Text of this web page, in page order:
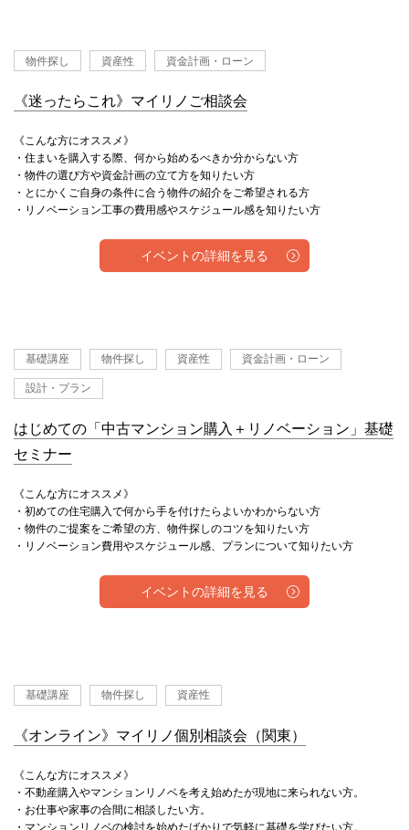
物件探し 資産性 資金計画・ローン
《迷ったらこれ》マイリノご相談会
《こんな方にオススメ》
・住まいを購入する際、何から始めるべきか分からない方
・物件の選び方や資金計画の立て方を知りたい方
・とにかくご自身の条件に合う物件の紹介をご希望される方
・リノベーション工事の費用感やスケジュール感を知りたい方
イベントの詳細を見る
基礎講座 物件探し 資産性 資金計画・ローン
設計・プラン
はじめての「中古マンション購入＋リノベーション」基礎
セミナー
《こんな方にオススメ》
・初めての住宅購入で何から手を付けたらよいかわからない方
・物件のご提案をご希望の方、物件探しのコツを知りたい方
・リノベーション費用やスケジュール感、プランについて知りたい方
イベントの詳細を見る
基礎講座 物件探し 資産性
《オンライン》マイリノ個別相談会（関東）
《こんな方にオススメ》
・不動産購入やマンションリノベを考え始めたが現地に来られない方。
・お仕事や家事の合間に相談したい方。
・マンションリノベの検討を始めたばかりで気軽に基礎を学びたい方。